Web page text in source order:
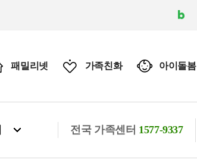
패밀리넷 가족친화 아이돌봄
전국 가족센터 1577-9337